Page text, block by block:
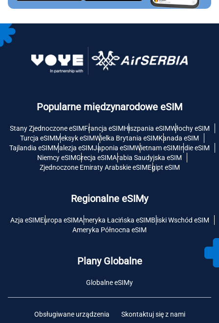
Popularne międzynarodowe eSIM
Stany Zjednoczone eSIMFrancja eSIMHiszpania eSIMWłochy eSIM
Turcja eSIMMeksyk eSIMWielka Brytania eSIMKanada eSIM
Tajlandia eSIMMalezja eSIMJaponia eSIMWietnam eSIMIndie eSIM
Niemcy eSIMGrecja eSIMArabia Saudyjska eSIM
Zjednoczone Emiraty Arabskie eSIMEgipt eSIM
Regionalne eSIMy
Azja eSIMEuropa eSIMAmeryka Łacińska eSIMBliski Wschód eSIM
Ameryka Północna eSIM
Plany Globalne
Globalne eSIMy
Obsługiwane urządzenia Skontaktuj się z nami